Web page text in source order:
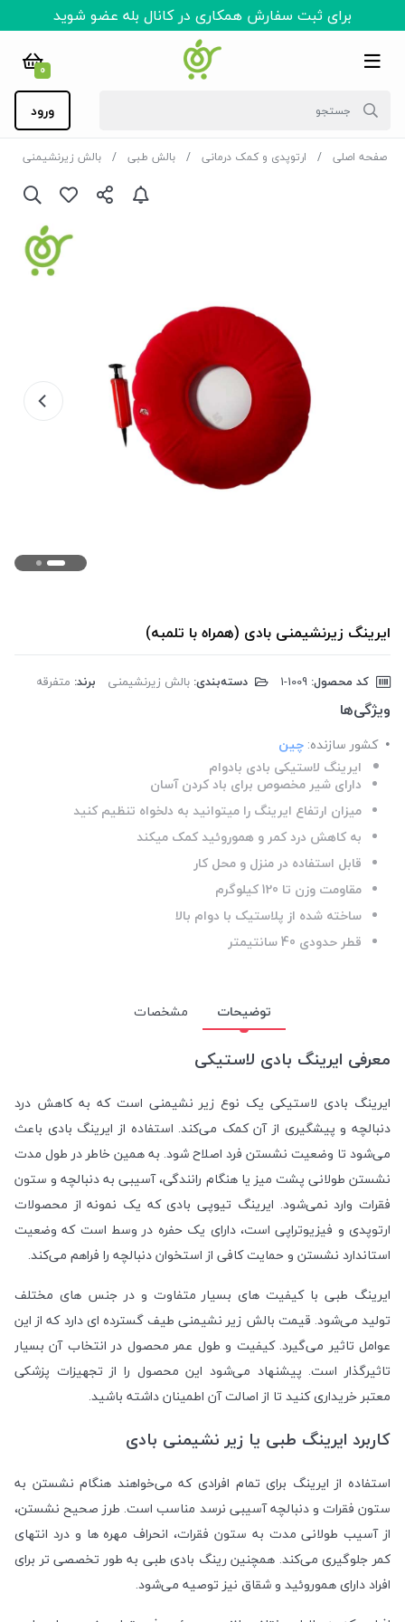
برای ثبت سفارش همکاری در کانال بله عضو شوید
0
ورود
صفحه اصلی ارتوپدی و کمک درمانی بالش طبی بالش زیرنشیمنی
ایرینگ زیرنشیمنی بادی (همراه با تلمبه)
کد محصول: دسته‌بندی: بالش زیرنشیمنی برند: متفرقه
ویژگی‌ها
کشور سازنده: چین
ایرینگ لاستیکی بادی بادوام
دارای شیر مخصوص برای باد کردن آسان
میزان ارتفاع ایرینگ را میتوانید به دلخواه تنظیم کنید
به کاهش درد کمر و هموروئید کمک میکند
قابل استفاده در منزل و محل کار
مقاومت وزن تا 120 کیلوگرم
ساخته شده از پلاستیک با دوام بالا
قطر حدودی 40 سانتیمتر
توضیحات مشخصات
معرفی ایرینگ بادی لاستیکی
ایرینگ بادی لاستیکی یک نوع زیر نشیمنی است که به کاهش درد
دنبالچه و پیشگیری از آن کمک می‌کند. استفاده از ایرینگ بادی باعث
می‌شود تا وضعیت نشستن فرد اصلاح شود. به همین خاطر در طول مدت
نشستن طولانی پشت میز یا هنگام رانندگی، آسیبی به دنبالچه و ستون
فقرات وارد نمی‌شود. ایرینگ تیوپی بادی که یک نمونه از محصولات
ارتوپدی و فیزیوتراپی است، دارای یک حفره در وسط است که وضعیت
استاندارد نشستن و حمایت کافی از استخوان دنبالچه را فراهم می‌کند.
ایرینگ طبی با کیفیت های بسیار متفاوت و در جنس های مختلف
تولید می‌شود. قیمت بالش زیر نشیمنی طیف گسترده ای دارد که از این
عوامل تاثیر می‌گیرد. کیفیت و طول عمر محصول در انتخاب آن بسیار
تاثیرگذار است. پیشنهاد می‌شود این محصول را از تجهیزات پزشکی
معتبر خریداری کنید تا از اصالت آن اطمینان داشته باشید.
کاربرد ایرینگ طبی یا زیر نشیمنی بادی
استفاده از ایرینگ برای تمام افرادی که می‌خواهند هنگام نشستن به
ستون فقرات و دنبالچه آسیبی نرسد مناسب است. طرز صحیح نشستن،
از آسیب طولانی مدت به ستون فقرات، انحراف مهره ها و درد انتهای
کمر جلوگیری می‌کند. همچنین رینگ بادی طبی به طور تخصصی تر برای
افراد دارای هموروئید و شقاق نیز توصیه می‌شود.